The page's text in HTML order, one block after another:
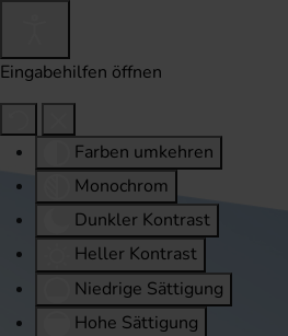
Eingabehilfen öffnen
Farben umkehren
Monochrom
Dunkler Kontrast
Heller Kontrast
Niedrige Sättigung
Hohe Sättigung